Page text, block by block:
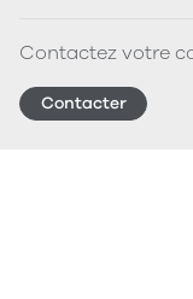
Contactez votre
Contacter